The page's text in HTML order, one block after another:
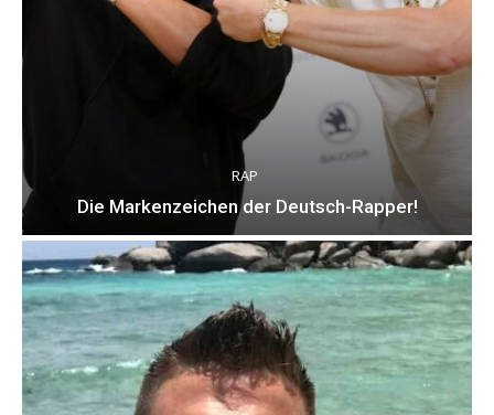
RAP
Die Markenzeichen der Deutsch-Rapper!